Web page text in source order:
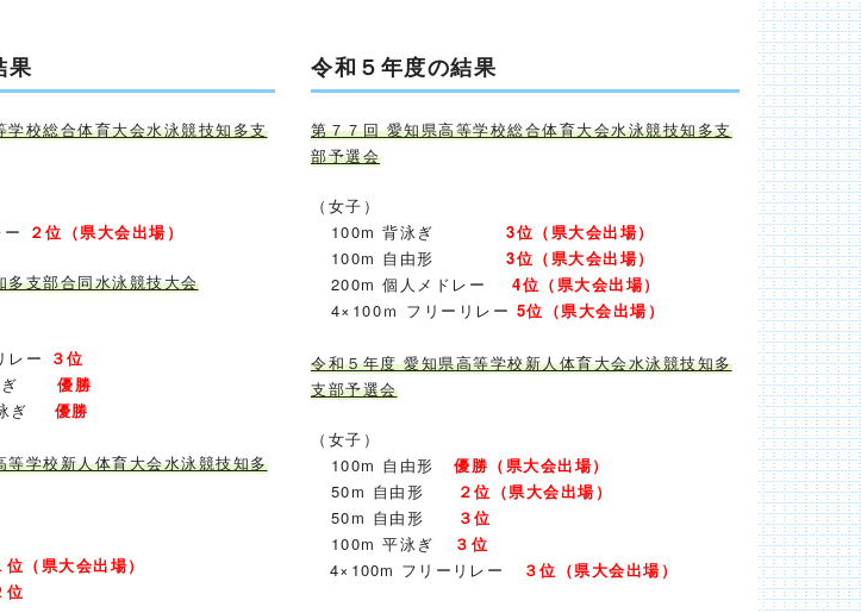
果
校総合体育大会水泳競技知多支
２位（県大会出場）
多支部合同水泳競技大会
ー ３位
ぎ 優勝
ぎ 優勝
学校新人体育大会水泳競技知多
位（県大会出場）
位
令和５年度の結果
第７７回 愛知県高等学校総合体育大会水泳競技知多支
部予選会
（女子）
100m 背泳ぎ 3位（県大会出場）
100m 自由形 3位 （県大会出場）
200m 個人メドレー 4位 （県大会出場）
4×100ｍ フリーリレー 5位 （県大会出場）
令和５年度 愛知県高等学校新人体育大会水泳競技知多
支部予選会
（女子）
100m 自由形 優勝（県大会出場）
50m 自由形
２位（県大会出場）
50m 自由形
３位
100m 平泳ぎ
３位
4×100m フリーリレー
３位（県大会出場）